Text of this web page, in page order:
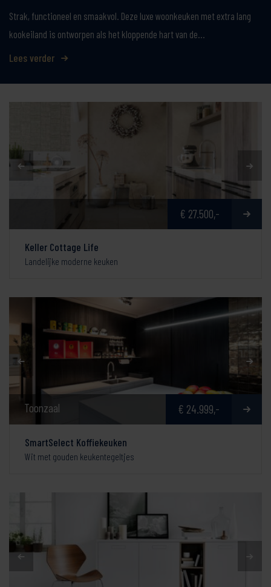
Strak, functioneel en smaakvol. Deze luxe woonkeuken met extra lang
kookeiland is ontworpen als het kloppende hart van de…
Lees verder
€ 27.500,-
Keller Cottage Life
Landelijke moderne keuken
Toonzaal € 24.999,-
SmartSelect Koffiekeuken
Wit met gouden keukentegeltjes